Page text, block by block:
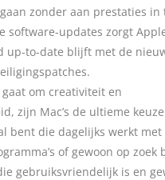
zonder aan prestaties in
software-updates zorgt
up-to-date blijft met de
om creativiteit en
zijn Mac’s de ultieme
bent die dagelijks werkt met
of gewoon op zoek
gebruiksvriendelijk is en